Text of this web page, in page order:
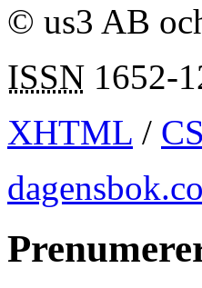
© us3 AB
ISSN 1652-
XHTML /